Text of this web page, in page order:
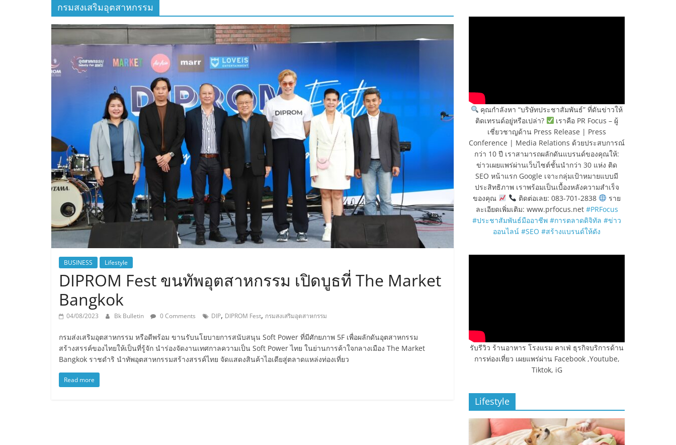
กรมสงเสริมอุตสาหกรรม
BUSINESS Lifestyle
DIPROM Fest ขนทัพอุตสาหกรรม เปิดบูธที่ The Market
Bangkok
04/08/2023 Bk Bulletin 0 Comments DIP, DIPROM Fest, กรมสงเสริมอุตสาหกรรม
กรมส่งเสริมอุตสาหกรรม หรือดีพร้อม ขานรับนโยบายการสนับสนุน Soft Power ที่มีศักยภาพ 5F เพื่อผลักดันอุตสาหกรรม
สร้างสรรค์ของไทยให้เป็นที่รู้จัก นำร่องจัดงานเทศกาลความเป็น Soft Power ไทย ในย่านการค้าใจกลางเมือง The Market
Bangkok ราชดำริ นำทัพอุตสาหกรรมสร้างสรรค์ไทย จัดแสดงสินค้าไอเดียสู่ตลาดแหล่งท่องเที่ยว
Read more
คุณกำลังหา “บริษัทประชาสัมพันธ์” ที่ดันข่าวให้
ติดเทรนด์อยู่หรือเปล่า?
เราคือ PR Focus – ผู้
เชี่ยวชาญด้าน Press Release | Press
Conference | Media Relations ด้วยประสบการณ์
กว่า 10 ปี เราสามารถผลักดันแบรนด์ของคุณให้:
ข่าวเผยแพร่ผ่านเว็บไซต์ชั้นนำกว่า 30 แห่ง ติด
SEO หน้าแรก Google เจาะกลุ่มเป้าหมายแบบมี
ประสิทธิภาพ เราพร้อมเป็นเบื้องหลังความสำเร็จ
ของคุณ
ติดต่อเลย: 083-701-2838
ราย
ละเอียดเพิ่มเติม: www.prfocus.net #PRFocus
#ประชาสัมพันธ์มืออาชีพ #การตลาดดิจิทัล #ข่าว
ออนไลน์ #SEO #สร้างแบรนด์ให้ดัง
รับรีวิว ร้านอาหาร โรงแรม คาเฟ่ ธุรกิจบริการด้าน
การท่องเที่ยว เผยแพร่ผ่าน Facebook ,Youtube,
Tiktok, iG
Lifestyle